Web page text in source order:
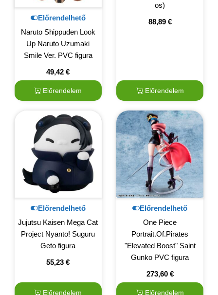
Előrendelhető
Naruto Shippuden Look
Up Naruto Uzumaki
Smile Ver. PVC figura
49,42€
Előrendelem
os)
88,89 €
Előrendelem
Előrendelhető
Jujutsu Kaisen Mega Cat
Project Nyanto! Suguru
Geto figura
55,23€
Előrendelem
Előrendelhető
One Piece
Portrait.Of.Pirates
"Elevated Boost" Saint
Gunko PVC figura
273,60 €
Előrendelem